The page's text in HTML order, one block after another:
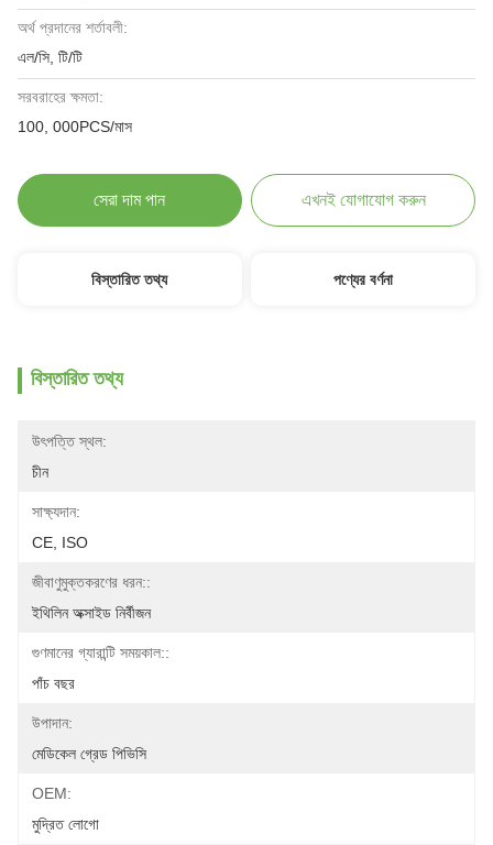
অর্থ প্রদানের শর্তাবলী:
এল/সি, টি/টি
সরবরাহের ক্ষমতা:
100, 000PCS/মাস
সেরা দাম পান এখনই যোগাযোগ করুন
বিস্তারিত তথ্য পণ্যের বর্ণনা
বিস্তারিত তথ্য
উৎপত্তি স্থল:
চীন
সাক্ষ্যদান:
CE, ISO
জীবাণুমুক্তকরণের ধরন::
ইথিলিন অক্সাইড নির্বীজন
গুণমানের গ্যারান্টি সময়কাল::
পাঁচ বছর
উপাদান:
মেডিকেল গ্রেড পিভিসি
OEM:
মুদ্রিত লোগো